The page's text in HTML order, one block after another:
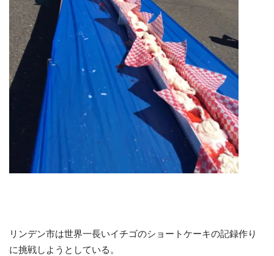
リンデン市は世界一長いイチゴのショートケーキの記録作り
に挑戦しようとしている。